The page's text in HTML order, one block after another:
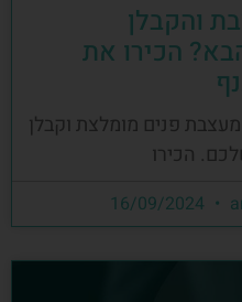
והקבלן
הכירו את
פנים מומלצת וקבלן
הכירו